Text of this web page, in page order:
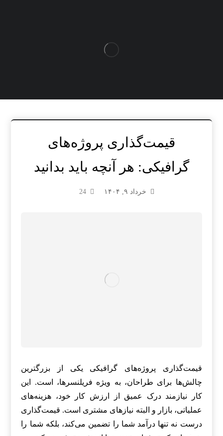
قیمت‌گذاری پروژه‌های
گرافیکی: هر آنچه باید بدانید
خرداد ۹, ۱۴۰۴ 24
قیمت‌گذاری پروژه‌های گرافیکی یکی از بزرگترین
چالش‌ها برای طراحان، به ویژه فریلنسرها، است. این
کار نیازمند درک عمیق از ارزش کار خود، هزینه‌های
عملیاتی، بازار و البته نیازهای مشتری است. قیمت‌گذاری
درست نه تنها درآمد شما را تضمین می‌کند، بلکه شما را